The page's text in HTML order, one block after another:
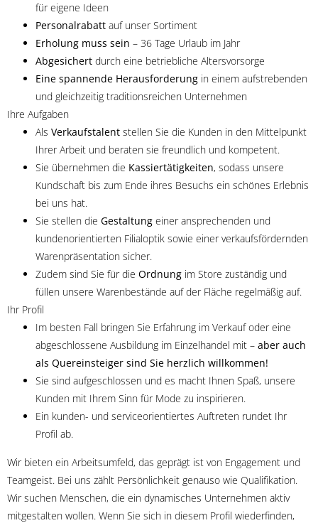
für eigene Ideen
Personalrabatt auf unser Sortiment
Erholung muss sein – 36 Tage Urlaub im Jahr
Abgesichert durch eine betriebliche Altersvorsorge
Eine spannende Herausforderung in einem aufstrebenden
und gleichzeitig traditionsreichen Unternehmen
Ihre Aufgaben
Als Verkaufstalent stellen Sie die Kunden in den Mittelpunkt
Ihrer Arbeit und beraten sie freundlich und kompetent.
Sie übernehmen die Kassiertätigkeiten, sodass unsere
Kundschaft bis zum Ende ihres Besuchs ein schönes Erlebnis
bei uns hat.
Sie stellen die Gestaltung einer ansprechenden und
kundenorientierten Filialoptik sowie einer verkaufsfördernden
Warenpräsentation sicher.
Zudem sind Sie für die Ordnung im Store zuständig und
füllen unsere Warenbestände auf der Fläche regelmäßig auf.
Ihr Profil
Im besten Fall bringen Sie Erfahrung im Verkauf oder eine
abgeschlossene Ausbildung im Einzelhandel mit – aber auch
als Quereinsteiger sind Sie herzlich willkommen!
Sie sind aufgeschlossen und es macht Ihnen Spaß, unsere
Kunden mit Ihrem Sinn für Mode zu inspirieren.
Ein kunden- und serviceorientiertes Auftreten rundet Ihr
Profil ab.
Wir bieten ein Arbeitsumfeld, das geprägt ist von Engagement und
Teamgeist. Bei uns zählt Persönlichkeit genauso wie Qualifikation.
Wir suchen Menschen, die ein dynamisches Unternehmen aktiv
mitgestalten wollen. Wenn Sie sich in diesem Profil wiederfinden,